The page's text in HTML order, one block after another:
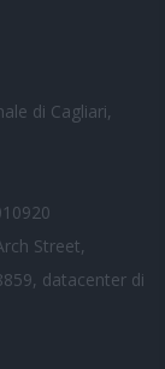
di Cagliari,
Street,
datacenter di